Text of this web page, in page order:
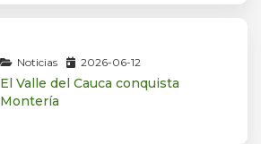
Noticias 2026-06-12
El Valle del Cauca conquista
Montería